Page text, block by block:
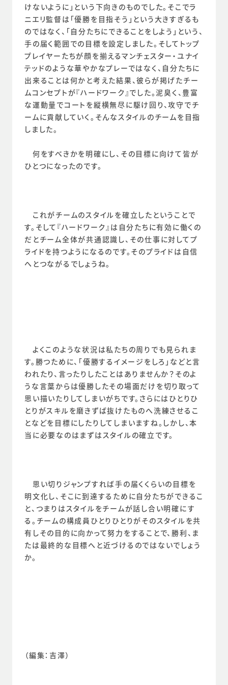
けないように」という下向きのものでした。そこでラ
ニエリ監督は「優勝を目指そう」という大きすぎるも
のではなく、「自分たちにできることをしよう」という、
手の届く範囲での目標を設定しました。そしてトップ
プレイヤーたちが顔を揃えるマンチェスター・ユナイ
テッドのような華やかなプレーではなく、自分たちに
出来ることは何かと考えた結果、彼らが掲げたチー
ムコンセプトが『ハードワーク』でした。泥臭く、豊富
な運動量でコートを縦横無尽に駆け回り、攻守でチ
ームに貢献していく。そんなスタイルのチームを目指
しました。
何をすべきかを明確にし、その目標に向けて皆が
ひとつになったのです。
これがチームのスタイルを確立したということで
す。そして『ハードワーク』は自分たちに有効に働くの
だとチーム全体が共通認識し、その仕事に対してプ
ライドを持つようになるのです。そのプライドは自信
へとつながるでしょうね。
よくこのような状況は私たちの周りでも見られま
す。勝つために、「優勝するイメージをしろ」などと言
われたり、言ったりしたことはありませんか？そのよ
うな言葉からは優勝したその場面だけを切り取って
思い描いたりしてしまいがちです。さらにはひとりひ
とりがスキルを磨きずば抜けたものへ洗練させるこ
となどを目標にしたりしてしまいますね。しかし、本
当に必要なのはまずはスタイルの確立です。
思い切りジャンプすれば手の届くくらいの目標を
明文化し、そこに到達するために自分たちができるこ
と、つまりはスタイルをチームが話し合い明確にす
る。チームの構成員ひとりひとりがそのスタイルを共
有しその目的に向かって努力をすることで、勝利、ま
たは最終的な目標へと近づけるのではないでしょう
か。
（編集：吉澤）